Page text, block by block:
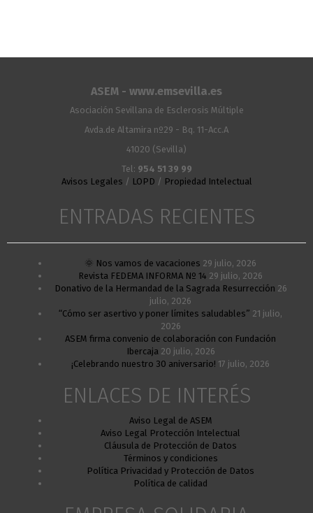
ASEM - www.emsevilla.es
Asociación Sevillana de Esclerosis Múltiple
Avda.de Altamira nº29 - Bq. 11-Acc.A
41020 (Sevilla)
Tel: 954 51 39 99
Avisos Legales / LOPD / Propiedad Intelectual
ENTRADAS RECIENTES
🌞 Nos vamos de vacaciones 29 julio, 2026
Revista FEDEMA INFORMA Nº 14 29 julio, 2026
Donativo de la Hermandad de la Sagrada Resurrección 26
julio, 2026
“Cómo ser asertivo y poner límites saludables” 21 julio,
2026
ASEM firma convenio de colaboración con Fundación
Ibercaja 20 julio, 2026
¡Celebrando nuestro 30 aniversario! 17 julio, 2026
ENLACES DE INTERÉS
Aviso Legal de ASEM
Aviso Legal Protección Intelectual
Cláusula de Protección de Datos
Términos y condiciones
Política Privacidad y Protección de Datos
Política de calidad